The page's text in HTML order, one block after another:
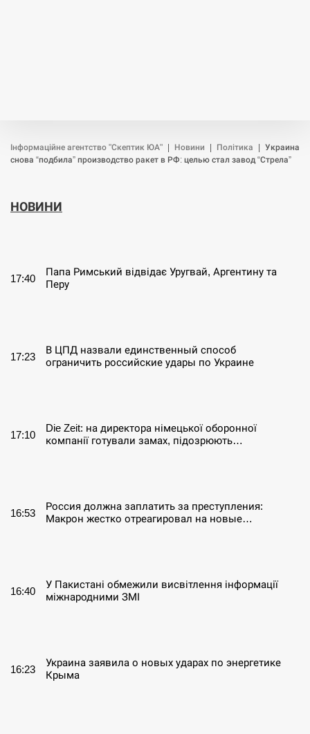
Інформаційне агентство "Скептик ЮА" Новини Політика
Украина
снова “подбила” производство ракет в РФ: целью стал завод “Стрела”
НОВИНИ
17:40
Папа Римський відвідає Уругвай, Аргентину та
Перу
17:23
В ЦПД назвали единственный способ
ограничить российские удары по Украине
17:10
Die Zeit: на директора німецької оборонної
компанії готували замах, підозрюють…
16:53
Россия должна заплатить за преступления:
Макрон жестко отреагировал на новые…
16:40
У Пакистані обмежили висвітлення інформації
міжнародними ЗМІ
16:23
Украина заявила о новых ударах по энергетике
Крыма